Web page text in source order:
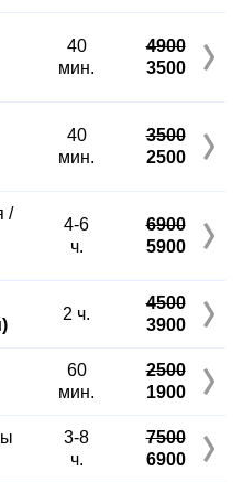
40
мин.
4900
3500
40
мин.
3500
2500
/
4-6
ч.
6900
5900
2 ч.
4500
3900
60
мин.
2500
1900
3-8
ч.
7500
6900